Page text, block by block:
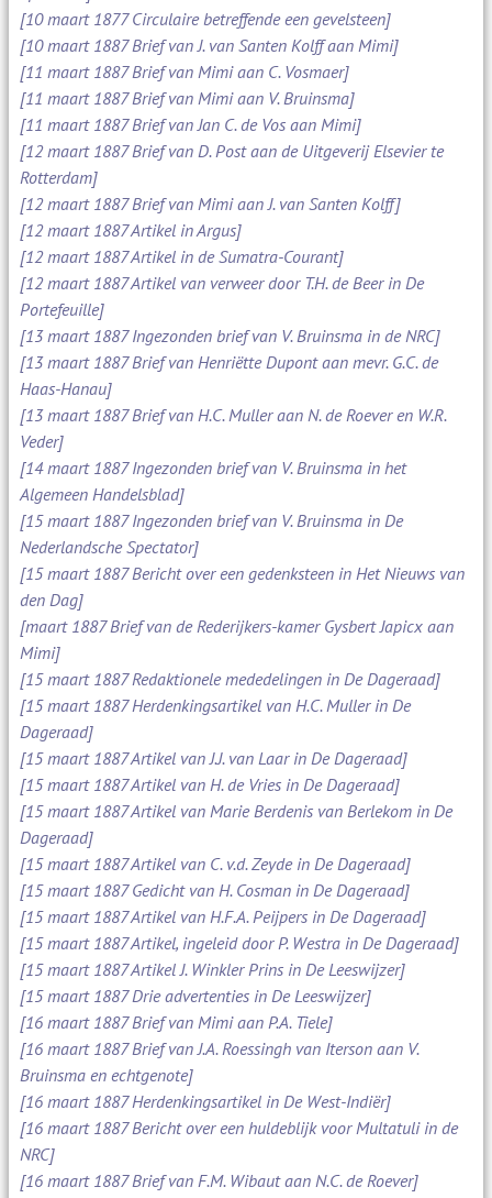
[10 maart 1877 Circulaire betreffende een gevelsteen]
[10 maart 1887 Brief van J. van Santen Kolff aan Mimi]
[11 maart 1887 Brief van Mimi aan C. Vosmaer]
[11 maart 1887 Brief van Mimi aan V. Bruinsma]
[11 maart 1887 Brief van Jan C. de Vos aan Mimi]
[12 maart 1887 Brief van D. Post aan de Uitgeverij Elsevier te
Rotterdam]
[12 maart 1887 Brief van Mimi aan J. van Santen Kolff]
[12 maart 1887 Artikel in Argus]
[12 maart 1887 Artikel in de Sumatra-Courant]
[12 maart 1887 Artikel van verweer door T.H. de Beer in De
Portefeuille]
[13 maart 1887 Ingezonden brief van V. Bruinsma in de NRC]
[13 maart 1887 Brief van Henriëtte Dupont aan mevr. G.C. de
Haas-Hanau]
[13 maart 1887 Brief van H.C. Muller aan N. de Roever en W.R.
Veder]
[14 maart 1887 Ingezonden brief van V. Bruinsma in het
Algemeen Handelsblad]
[15 maart 1887 Ingezonden brief van V. Bruinsma in De
Nederlandsche Spectator]
[15 maart 1887 Bericht over een gedenksteen in Het Nieuws van
den Dag]
[maart 1887 Brief van de Rederijkers-kamer Gysbert Japicx aan
Mimi]
[15 maart 1887 Redaktionele mededelingen in De Dageraad]
[15 maart 1887 Herdenkingsartikel van H.C. Muller in De
Dageraad]
[15 maart 1887 Artikel van J.J. van Laar in De Dageraad]
[15 maart 1887 Artikel van H. de Vries in De Dageraad]
[15 maart 1887 Artikel van Marie Berdenis van Berlekom in De
Dageraad]
[15 maart 1887 Artikel van C. v.d. Zeyde in De Dageraad]
[15 maart 1887 Gedicht van H. Cosman in De Dageraad]
[15 maart 1887 Artikel van H.F.A. Peijpers in De Dageraad]
[15 maart 1887 Artikel, ingeleid door P. Westra in De Dageraad]
[15 maart 1887 Artikel J. Winkler Prins in De Leeswijzer]
[15 maart 1887 Drie advertenties in De Leeswijzer]
[16 maart 1887 Brief van Mimi aan P.A. Tiele]
[16 maart 1887 Brief van J.A. Roessingh van Iterson aan V.
Bruinsma en echtgenote]
[16 maart 1887 Herdenkingsartikel in De West-Indiër]
[16 maart 1887 Bericht over een huldeblijk voor Multatuli in de
NRC]
[16 maart 1887 Brief van F.M. Wibaut aan N.C. de Roever]